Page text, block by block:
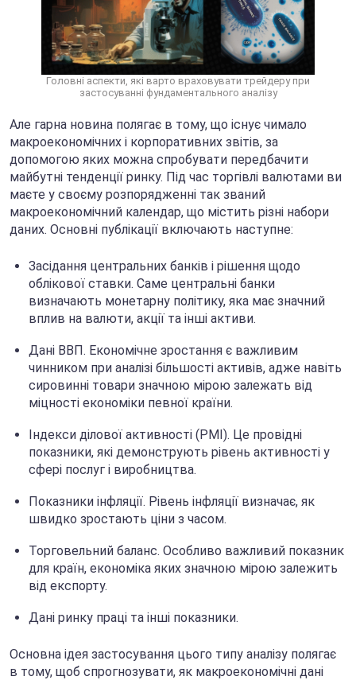
Головні аспекти, які варто враховувати трейдеру при
застосуванні фундаментального аналізу
Але гарна новина полягає в тому, що існує чимало
макроекономічних і корпоративних звітів, за
допомогою яких можна спробувати передбачити
майбутні тенденції ринку. Під час торгівлі валютами ви
маєте у своєму розпорядженні так званий
макроекономічний календар, що містить різні набори
даних. Основні публікації включають наступне:
Засідання центральних банків і рішення щодо
облікової ставки. Саме центральні банки
визначають монетарну політику, яка має значний
вплив на валюти, акції та інші активи.
Дані ВВП. Економічне зростання є важливим
чинником при аналізі більшості активів, адже навіть
сировинні товари значною мірою залежать від
міцності економіки певної країни.
Індекси ділової активності (PMI). Це провідні
показники, які демонструють рівень активності у
сфері послуг і виробництва.
Показники інфляції. Рівень інфляції визначає, як
швидко зростають ціни з часом.
Торговельний баланс. Особливо важливий показник
для країн, економіка яких значною мірою залежить
від експорту.
Дані ринку праці та інші показники.
Основна ідея застосування цього типу аналізу полягає
в тому, щоб спрогнозувати, як макроекономічні дані